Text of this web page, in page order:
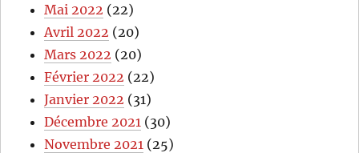
Mai 2022 (22)
Avril 2022 (20)
Mars 2022 (20)
Février 2022 (22)
Janvier 2022 (31)
Décembre 2021 (30)
Novembre 2021 (25)